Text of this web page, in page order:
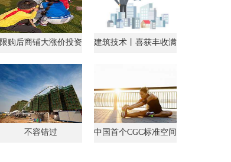
限购后商铺大涨价投资 建筑技术丨喜获丰收满
不容错过 中国首个CGC标准空间